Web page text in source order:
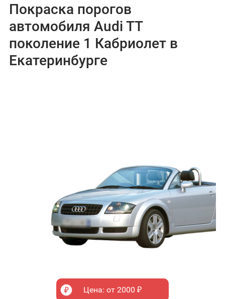
Покраска порогов
автомобиля Audi TT
поколение 1 Кабриолет в
Екатеринбурге
Цена: от 2000 ₽